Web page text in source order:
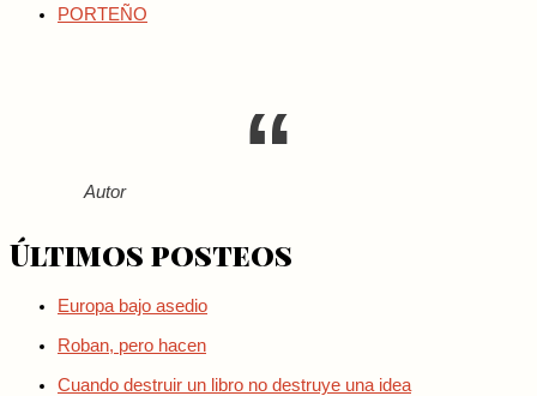
PORTEÑO
Autor
Últimos posteos
Europa bajo asedio
Roban, pero hacen
Cuando destruir un libro no destruye una idea